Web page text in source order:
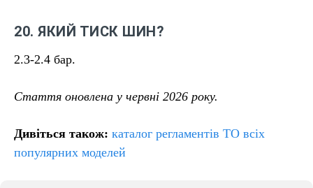
20. ЯКИЙ ТИСК ШИН?
2.3-2.4 бар.
Стаття оновлена у червні 2026 року.
Дивіться також: каталог регламентів ТО всіх
популярних моделей